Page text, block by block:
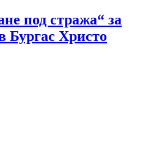
под стража“ за
Бургас Христо